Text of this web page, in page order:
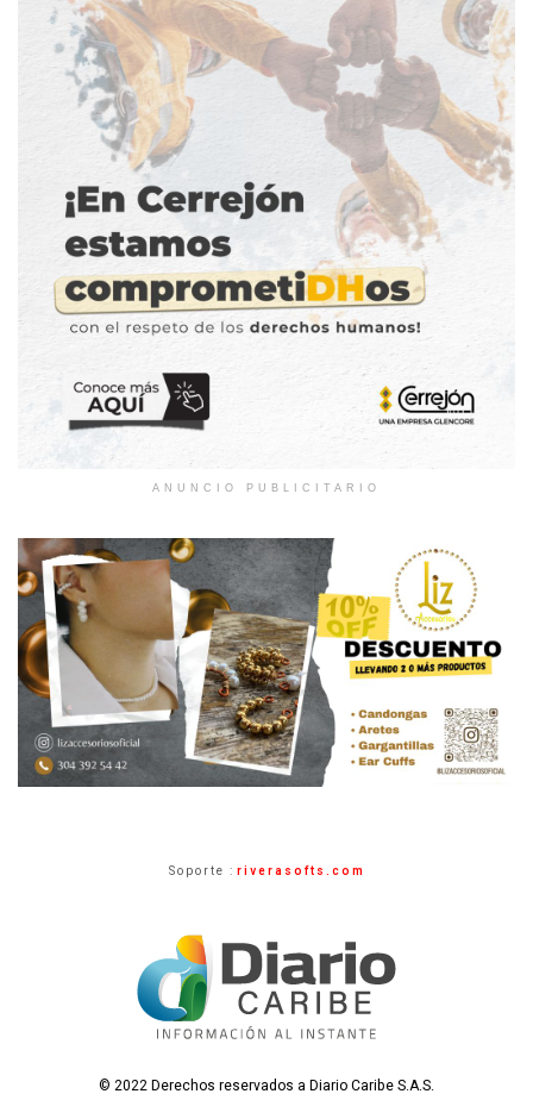
ANUNCIO PUBLICITARIO
Soporte : riverasofts.com
© 2022 Derechos reservados a Diario Caribe S.A.S.